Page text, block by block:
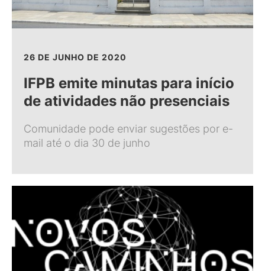
26 DE JUNHO DE 2020
IFPB emite minutas para início
de atividades não presenciais
Comunidade pode enviar sugestões por e-
mail até o dia 30 de junho